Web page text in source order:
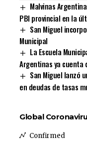
Malvinas
PBI provincial en la
San Miguel
Municipal
La Escuela
Argentinas ya cuenta
San Miguel lanzó
en deudas de tasas
Global
Confirmed